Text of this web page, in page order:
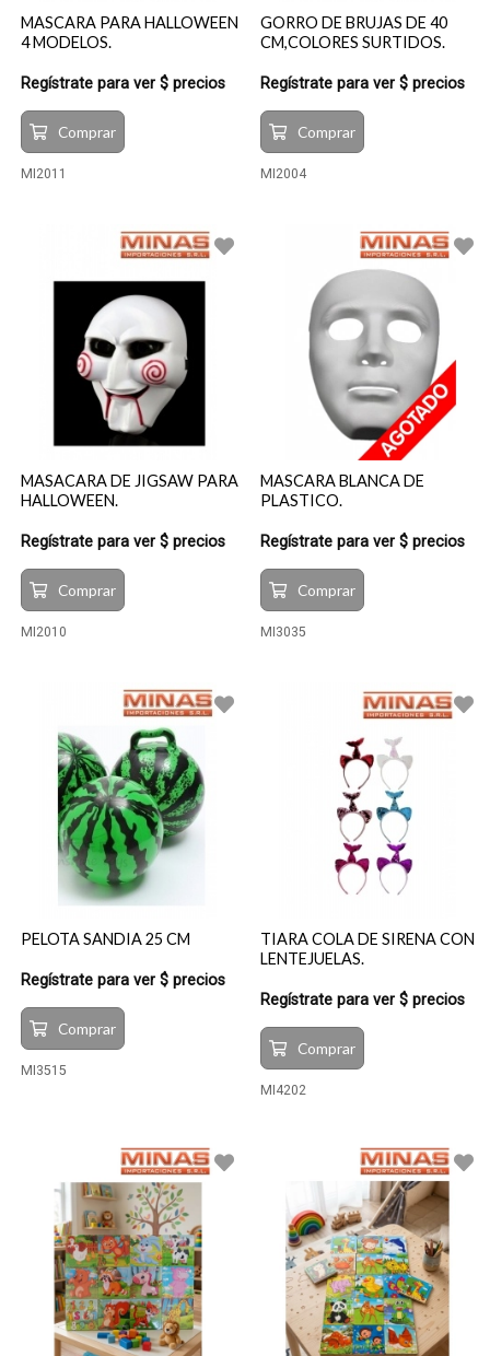
MASCARA PARA HALLOWEEN
4 MODELOS.
Regístrate para ver $ precios
Comprar
MI2011
GORRO DE BRUJAS DE 40
CM,COLORES SURTIDOS.
Regístrate para ver $ precios
Comprar
MI2004
MASACARA DE JIGSAW PARA
HALLOWEEN.
Regístrate para ver $ precios
Comprar
MI2010
MASCARA BLANCA DE
PLASTICO.
Regístrate para ver $ precios
Comprar
MI3035
PELOTA SANDIA 25 CM
Regístrate para ver $ precios
Comprar
MI3515
TIARA COLA DE SIRENA CON
LENTEJUELAS.
Regístrate para ver $ precios
Comprar
MI4202